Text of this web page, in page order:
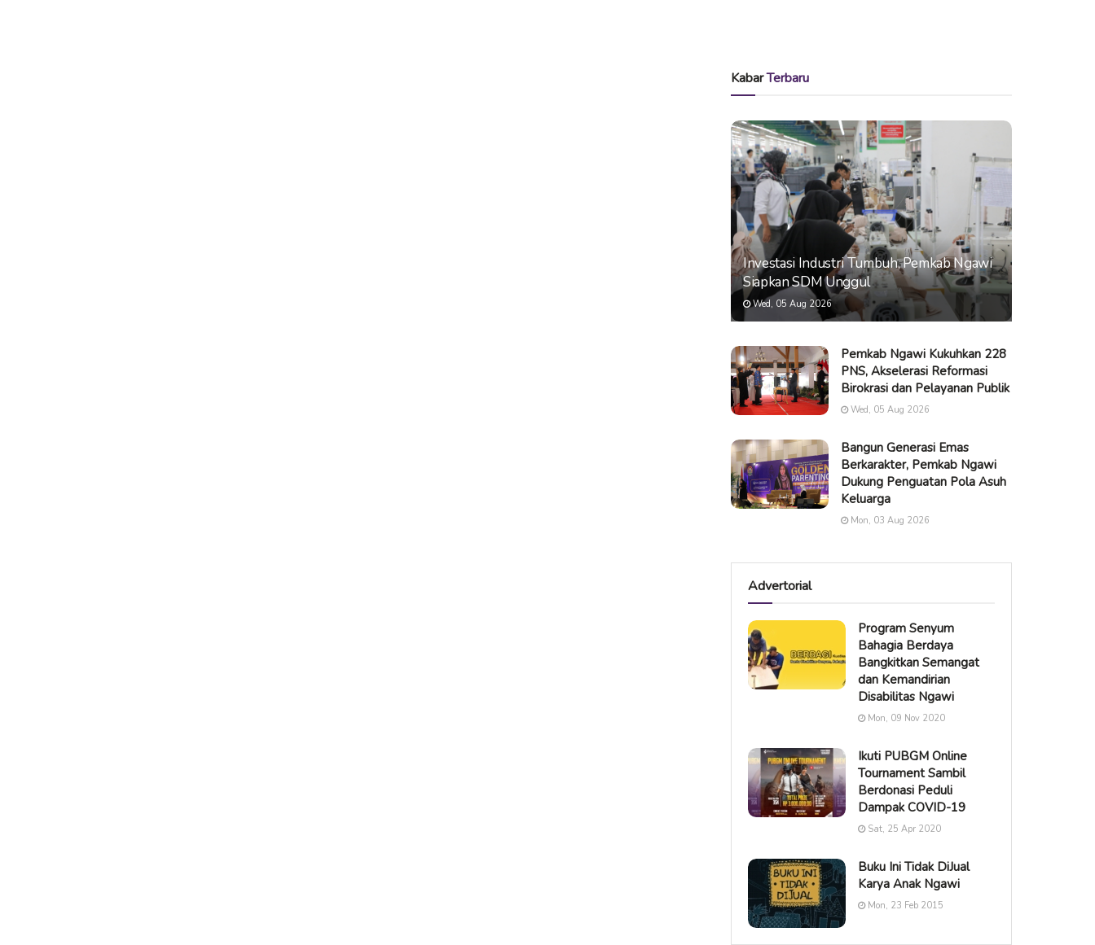
KabarTerbaru
Investasi Industri Tumbuh, Pemkab Ngawi
Siapkan SDM Unggul
Wed, 05 Aug 2026
Pemkab Ngawi Kukuhkan 228
PNS, Akselerasi Reformasi
Birokrasi dan Pelayanan Publik
Wed, 05 Aug 2026
Bangun Generasi Emas
Berkarakter, Pemkab Ngawi
Dukung Penguatan Pola Asuh
Keluarga
Mon, 03 Aug 2026
Advertorial
Program Senyum
Bahagia Berdaya
Bangkitkan Semangat
dan Kemandirian
Disabilitas Ngawi
Mon, 09 Nov 2020
Ikuti PUBGM Online
Tournament Sambil
Berdonasi Peduli
Dampak COVID-19
Sat, 25 Apr 2020
Buku Ini Tidak DiJual
Karya Anak Ngawi
Mon, 23 Feb 2015